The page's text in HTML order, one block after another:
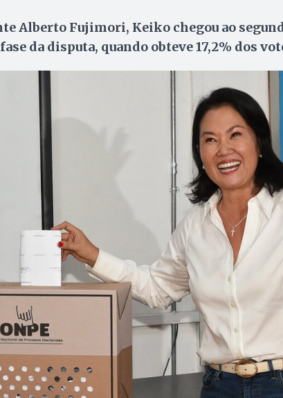
Alberto Fujimori, Keiko chegou ao
da disputa, quando obteve 17,2% dos